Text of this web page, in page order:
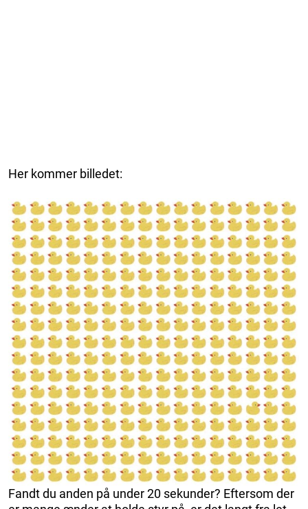
Her kommer billedet:
Fandt du anden på under 20 sekunder? Eftersom der